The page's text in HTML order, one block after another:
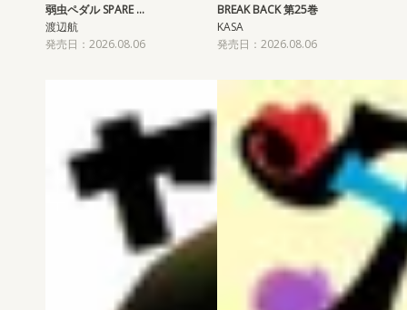
弱虫ペダル SPARE …
渡辺航
発売日：2026.08.06
BREAK BACK 第25巻
KASA
発売日：2026.08.06